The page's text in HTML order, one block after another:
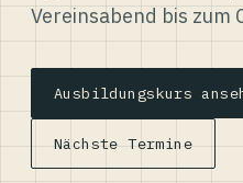
Vereinsabend bis zum
Ausbildungskurs
Nächste Termine